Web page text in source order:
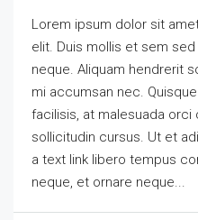
Lorem ipsum dolor sit
elit. Duis mollis et sem
neque. Aliquam hendrerit
mi accumsan nec.
facilisis, at malesuada orci
sollicitudin cursus. Ut et
a text link libero tempus
neque, et ornare neque...